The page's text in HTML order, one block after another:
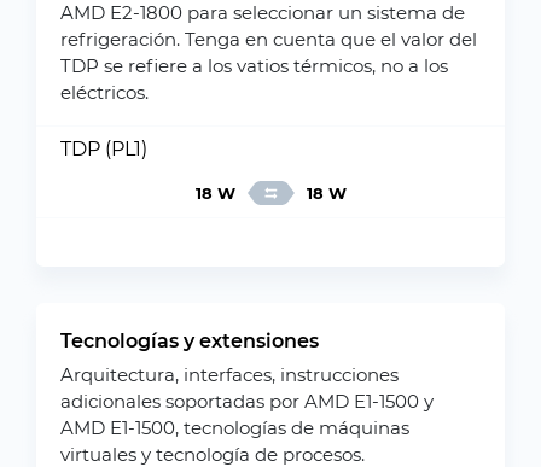
AMD E2-1800 para seleccionar un sistema de
refrigeración. Tenga en cuenta que el valor del
TDP se refiere a los vatios térmicos, no a los
eléctricos.
TDP (PL1)
18 W 18 W
Tecnologías y extensiones
Arquitectura, interfaces, instrucciones
adicionales soportadas por AMD E1-1500 y
AMD E1-1500, tecnologías de máquinas
virtuales y tecnología de procesos.